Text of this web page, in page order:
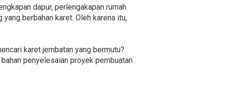
dapur, perlengakapan rumah
berbahan karet. Oleh karena itu,
karet jembatan yang bermutu?
penyelesaian proyek pembuatan